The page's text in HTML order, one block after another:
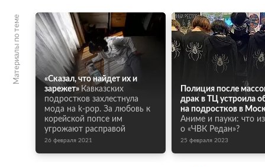
Материалы по теме
«Сказал, что найдет их и
зарежет» Кавказских
подростков захлестнула
мода на k-pop. За любовь к
корейской попсе им
угрожают расправой
26 февраля 2021
Полиция после
драк в ТЦ устроила
на подростков в
Аниме и пауки: что
о «ЧВК Редан»?
25 февраля 2023